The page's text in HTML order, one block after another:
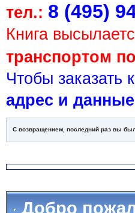
тел.: 8 (495)
Книга
транспортом
Чтобы заказать
адрес и
С возвращением, последний раз вы
Добро